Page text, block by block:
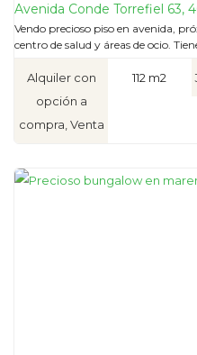
Avenida Conde Torrefiel 63,
Vendo precioso piso en avenida,
centro de salud y áreas de ocio.
Alquiler con
opción a
compra, Venta
112 m2